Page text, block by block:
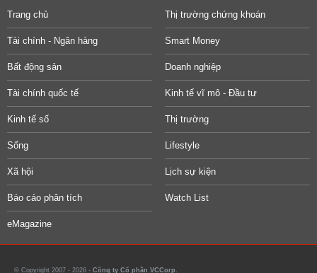
Trang chủ Thị trường chứng khoán
Tài chính - Ngân hàng Smart Money
Bất động sản Doanh nghiệp
Tài chính quốc tế Kinh tế vĩ mô - Đầu tư
Kinh tế số Thị trường
Sống Lifestyle
Xã hội Lịch sự kiện
Báo cáo phân tích Watch List
eMagazine
© Copyright 2007 - 2026 - Công ty Cổ phần VCCorp.